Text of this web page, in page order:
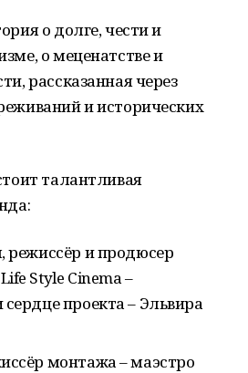
о долге, чести и
о меценатстве и
рассказанная через
и исторических
талантливая
режиссёр и продюсер
Style Cinema –
проекта – Эльвира
монтажа – маэстро